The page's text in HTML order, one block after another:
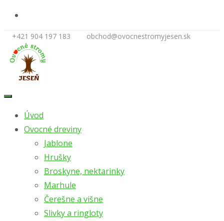
+421 904 197 183 obchod@ovocnestromyjesen.sk
Skip
contentÚvod
Ovocné dreviny
Jablone
Hrušky
Broskyne, nektarinky
Marhule
Čerešne a višne
Slivky a ringloty